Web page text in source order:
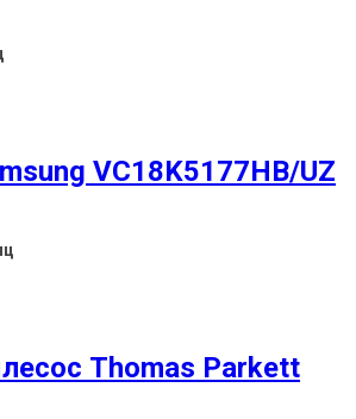
VC18K5177HB/UZ
Thomas Parkett